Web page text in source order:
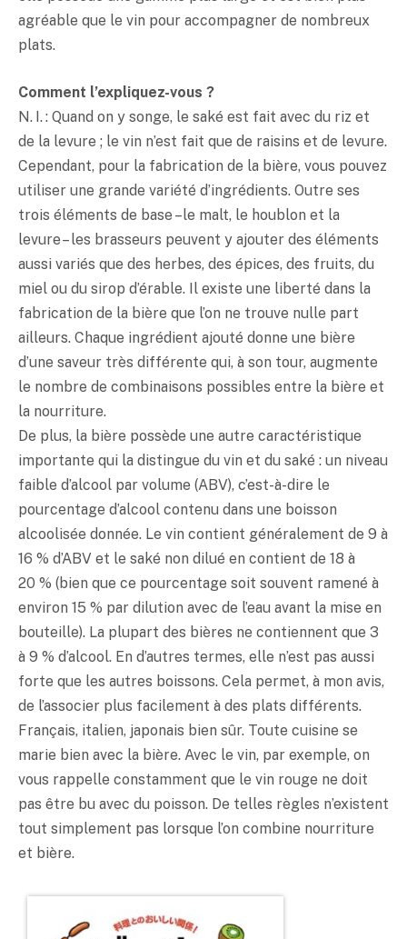
agréable que le vin pour accompagner de nombreux
plats.
Comment l’expliquez-vous ?
N. I. : Quand on y songe, le saké est fait avec du riz et
de la levure ; le vin n’est fait que de raisins et de levure.
Cependant, pour la fabrication de la bière, vous pouvez
utiliser une grande variété d’ingrédients. Outre ses
trois éléments de base – le malt, le houblon et la
levure – les brasseurs peuvent y ajouter des éléments
aussi variés que des herbes, des épices, des fruits, du
miel ou du sirop d’érable. Il existe une liberté dans la
fabrication de la bière que l’on ne trouve nulle part
ailleurs. Chaque ingrédient ajouté donne une bière
d’une saveur très différente qui, à son tour, augmente
le nombre de combinaisons possibles entre la bière et
la nourriture.
De plus, la bière possède une autre caractéristique
importante qui la distingue du vin et du saké : un niveau
faible d’alcool par volume (ABV), c’est-à-dire le
pourcentage d’alcool contenu dans une boisson
alcoolisée donnée. Le vin contient généralement de 9 à
16 % d’ABV et le saké non dilué en contient de 18 à
20 % (bien que ce pourcentage soit souvent ramené à
environ 15 % par dilution avec de l’eau avant la mise en
bouteille). La plupart des bières ne contiennent que 3
à 9 % d’alcool. En d’autres termes, elle n’est pas aussi
forte que les autres boissons. Cela permet, à mon avis,
de l’associer plus facilement à des plats différents.
Français, italien, japonais bien sûr. Toute cuisine se
marie bien avec la bière. Avec le vin, par exemple, on
vous rappelle constamment que le vin rouge ne doit
pas être bu avec du poisson. De telles règles n’existent
tout simplement pas lorsque l’on combine nourriture
et bière.